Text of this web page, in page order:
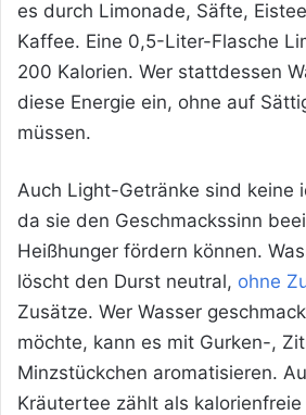
es durch Limonade, Säfte,
Kaffee. Eine 0,5-Liter-Flasche
200 Kalorien. Wer stattdessen
diese Energie ein, ohne auf
müssen.
Auch Light-Getränke sind keine
da sie den Geschmackssinn
Heißhunger fördern können.
löscht den Durst neutral, ohne
Zusätze. Wer Wasser
möchte, kann es mit Gurken-,
Minzstückchen aromatisieren.
Kräutertee zählt als